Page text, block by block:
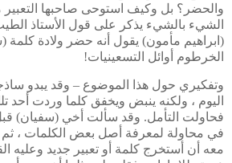
والحضر؟ بل وكيف استوحى صاحبها
الشيء بالشيء يذكر على قول الأستاذ
(ابراهيم مأمون) يقول أنه حضر ولادة
الخرطوم أوائل التسعينيات!
وتفكيري حول هذا الموضوع – وقد يبدو
اليوم ، ولكنه ينبض ويخفق كلما وردت أحد
فحاولت التأمل. وقد سألت أخي (سفيان)
في محاولة لمعرفة أصل بعض الكلمات ،
معه أن أستخرج كلمة أو تعبير جديد وعليه